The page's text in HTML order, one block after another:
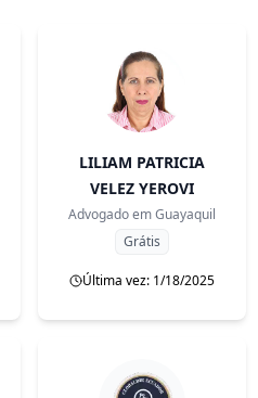
LILIAM PATRICIA
VELEZ YEROVI
Advogado emGuayaquil
Grátis
Última vez: 1/18/2025